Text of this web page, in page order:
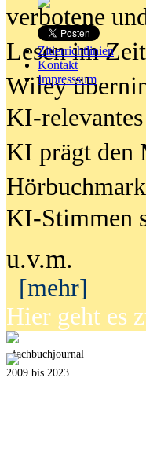
Zitierrichtlinien
Kontakt
Impresssum
verbotene
Lesen im
Wiley
KI-
KI prägt den
KI-Stimmen
u.v.m.
[mehr]
Hier geht es
fachbuchjournal
2009 bis 2023